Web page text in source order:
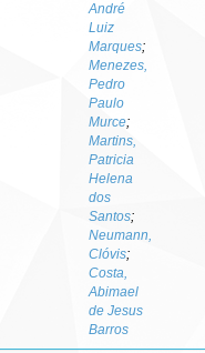
André
Luiz
Marques;
Menezes,
Pedro
Paulo
Murce;
Martins,
Patricia
Helena
dos
Santos;
Neumann,
Clóvis;
Costa,
Abimael
de Jesus
Barros